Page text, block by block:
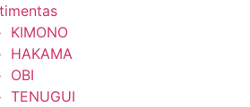
KIMONO
HAKAMA
OBI
TENUGUI